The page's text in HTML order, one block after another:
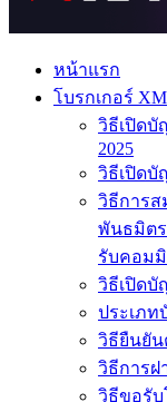
หน้าแรก
โบรกเกอร์ XM
วิธีเปิดบั
2025
วิธีเปิด
วิธีการส
พันธมิตร
รับคอม
วิธีเปิดบั
ประเภท
วิธียืนยั
วิธีการฝ
วิธีขอรับ